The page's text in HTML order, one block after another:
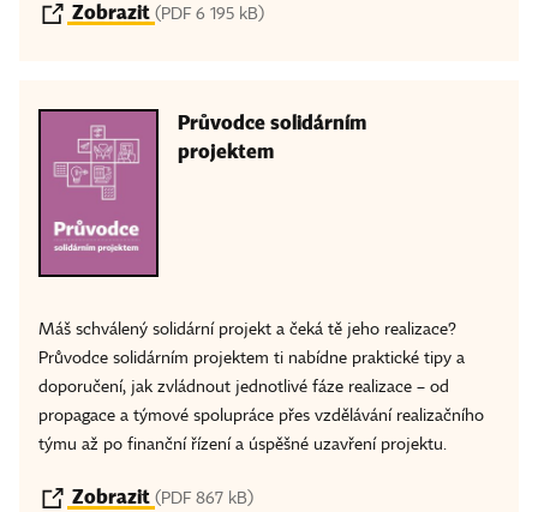
Zobrazit (PDF 6 195 kB)
Průvodce solidárním
projektem
Máš schválený solidární projekt a čeká tě jeho realizace?
Průvodce solidárním projektem ti nabídne praktické tipy a
doporučení, jak zvládnout jednotlivé fáze realizace – od
propagace a týmové spolupráce přes vzdělávání realizačního
týmu až po finanční řízení a úspěšné uzavření projektu.
Zobrazit (PDF 867 kB)